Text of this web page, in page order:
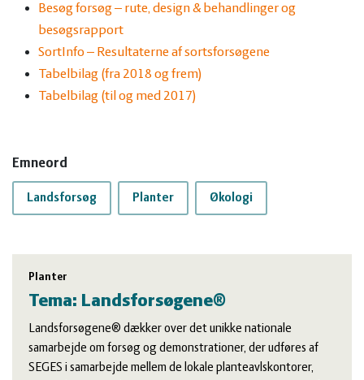
Besøg forsøg – rute, design & behandlinger og
besøgsrapport
SortInfo – Resultaterne af sortsforsøgene
Tabelbilag (fra 2018 og frem)
Tabelbilag (til og med 2017)
Emneord
Landsforsøg Planter Økologi
Planter
Tema: Landsforsøgene®
Landsforsøgene® dækker over det unikke nationale
samarbejde om forsøg og demonstrationer, der udføres af
SEGES i samarbejde mellem de lokale planteavlskontorer,